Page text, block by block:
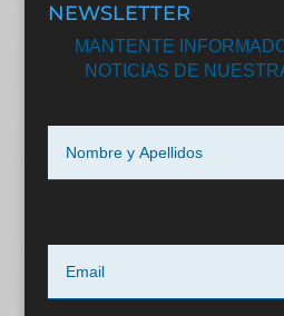
NEWSLETTER
MANTENTE
NOTICIAS DE